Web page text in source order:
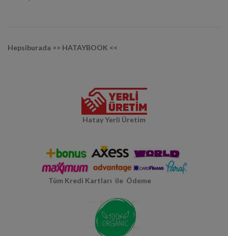
Hepsiburada >> HATAYBOOK <<
Hatay Yerli Üretim
Tüm Kredi Kartları ile Ödeme